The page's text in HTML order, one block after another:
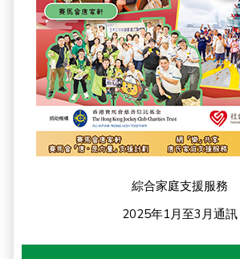
綜合家庭支援服務
2025年1月至3月通訊